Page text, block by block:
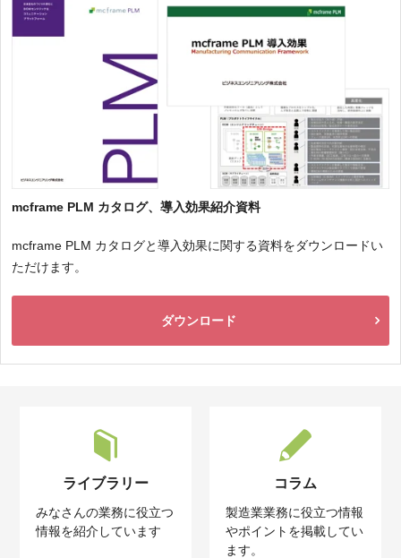
mcframe PLM カタログ、導入効果紹介資料
mcframe PLM カタログと導入効果に関する資料をダウンロードい
ただけます。
ダウンロード
ライブラリー
みなさんの業務に役立つ
情報を紹介しています
コラム
製造業業務に役立つ情報
やポイントを掲載してい
ます。